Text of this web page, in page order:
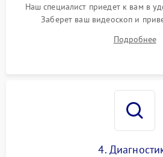
Наш специалист приедет к вам в
Заберет ваш видеоскоп и
Подробнее
4.